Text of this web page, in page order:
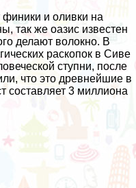
и оливки на
так же оазис известен
делают волокно. В
раскопок в Сиве
ступни, после
что это древнейшие в
составляет 3 миллиона